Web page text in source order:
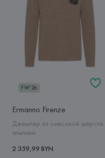
FW'26
Ermanno Firenze
Джемпер из смесовой шерсти
альпаки
2 359,99 BYN